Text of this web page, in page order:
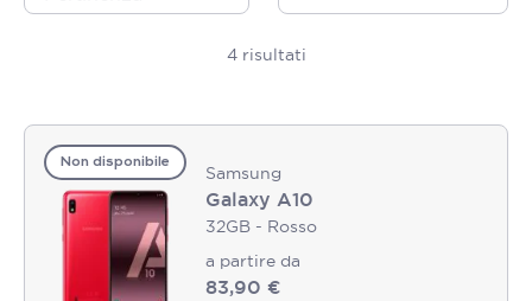
4risultati
Non disponibile Samsung
Galaxy A10
32GB - Rosso
a partire da
83,90 €